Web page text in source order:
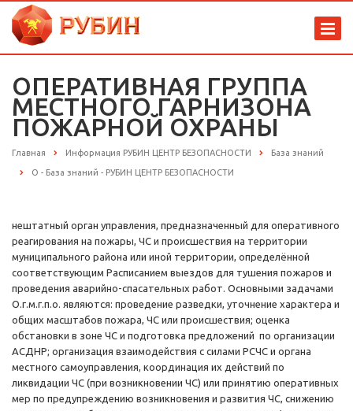
ОПЕРАТИВНАЯ ГРУППА
МЕСТНОГО ГАРНИЗОНА
ПОЖАРНОЙ ОХРАНЫ
Главная Информация РУБИН ЦЕНТР БЕЗОПАСНОСТИ База знаний
О - База знаний - РУБИН ЦЕНТР БЕЗОПАСНОСТИ
нештатный орган управления, предназначенный для оперативного
реагирования на пожары, ЧС и происшествия на территории
муниципального района или иной территории, определённой
соответствующим Расписанием выездов для тушения пожаров и
проведения аварийно-спасательных работ. Основными задачами
О.г.м.г.п.о. являются: проведение разведки, уточнение характера и
общих масштабов пожара, ЧС или происшествия; оценка
обстановки в зоне ЧС и подготовка предложений по организации
АСДНР; организация взаимодействия с силами РСЧС и органа
местного самоуправления, координация их действий по
ликвидации ЧС (при возникновении ЧС) или принятию оперативных
мер по предупреждению возникновения и развития ЧС, снижению